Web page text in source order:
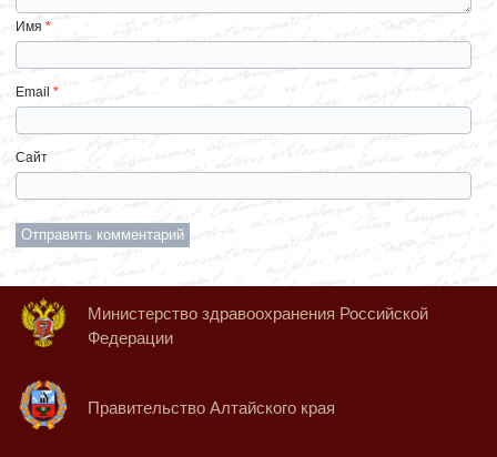
Имя*
Email*
Сайт
Министерство здравоохранения Российской
Федерации
Правительство Алтайского края